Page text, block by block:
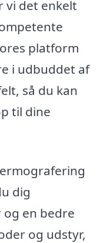
vi det enkelt
platform
i udbuddet af
så du kan
til dine
dig
en bedre
og udstyr,